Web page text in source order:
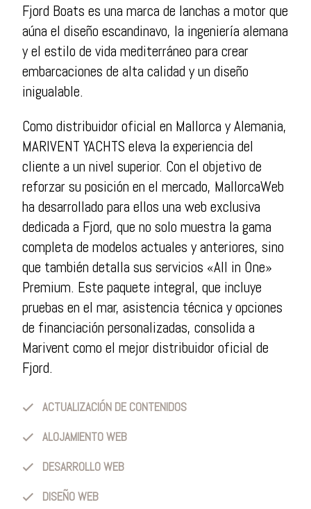
Fjord Boats es una marca de lanchas a motor que
aúna el diseño escandinavo, la ingeniería alemana
y el estilo de vida mediterráneo para crear
embarcaciones de alta calidad y un diseño
inigualable.
Como distribuidor oficial en Mallorca y Alemania,
MARIVENT YACHTS eleva la experiencia del
cliente a un nivel superior. Con el objetivo de
reforzar su posición en el mercado, MallorcaWeb
ha desarrollado para ellos una web exclusiva
dedicada a Fjord, que no solo muestra la gama
completa de modelos actuales y anteriores, sino
que también detalla sus servicios «All in One»
Premium. Este paquete integral, que incluye
pruebas en el mar, asistencia técnica y opciones
de financiación personalizadas, consolida a
Marivent como el mejor distribuidor oficial de
Fjord.
ACTUALIZACIÓN DE CONTENIDOS
ALOJAMIENTO WEB
DESARROLLO WEB
DISEÑO WEB